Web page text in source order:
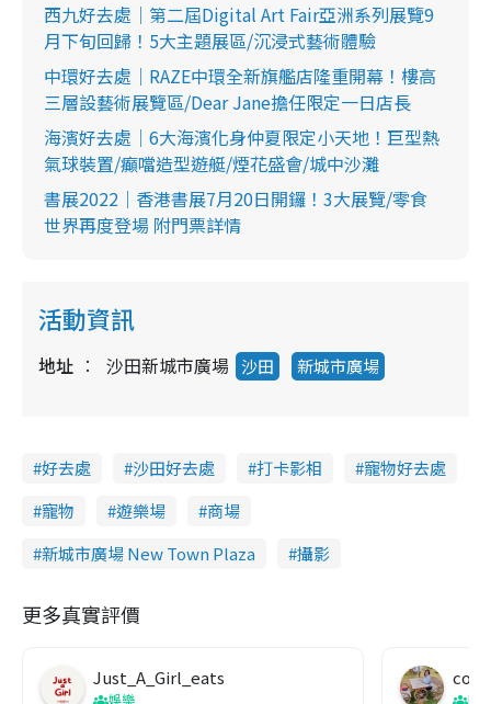
西九好去處｜第二屆Digital Art Fair亞洲系列展覽9
月下旬回歸！5大主題展區/沉浸式藝術體驗
中環好去處｜RAZE中環全新旗艦店隆重開幕！樓高
三層設藝術展覽區/Dear Jane擔任限定一日店長
海濱好去處｜6大海濱化身仲夏限定小天地！巨型熱
氣球裝置/癲噹造型遊艇/煙花盛會/城中沙灘
書展2022｜香港書展7月20日開鑼！3大展覽/零食
世界再度登場 附門票詳情
活動資訊
地址 沙田新城市廣場 沙田 新城市廣場
好去處 沙田好去處 打卡影相
寵物好去處
寵物
遊樂場
商場
新城市廣場 New Town Plaza
攝影
更多真實評價
Just_A_Girl_eats
娛樂
co
吹